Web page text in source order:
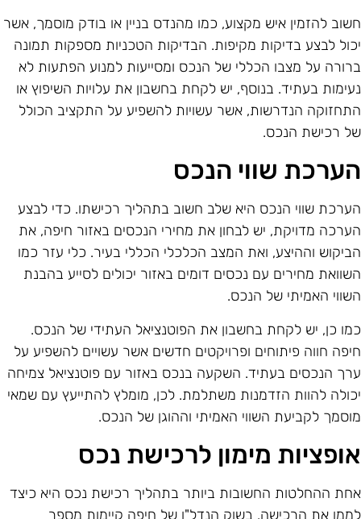
להזמין איש מקצוע, כמו מהנדס בניין או בודק מוסמך, אשר
לבצע בדיקות מקיפות. הבדיקות הטכניות מספקות תמונה
על מצבו הכללי של הנכס ומסייעות למנוע הפתעות לא
בעתיד. בנוסף, יש לקחת בחשבון את עלויות השיפוץ או
הנדרשות, אשר עשויות להשפיע על התקציב הכולל
רכישת הנכס.
שווי הנכס
שווי הנכס היא שלב חשוב בתהליך רכישתו. כדי לבצע
מדויקת, יש לבחון את מחירי הנכסים באזור חיפה, את
וההיצע, ואת המצב הכלכלי הכללי בעיר. כלי עזר כמו
מחירים עם נכסים דומים באזור יכולים לסייע בהבנת
האמיתי של הנכס.
כן, יש לקחת בחשבון את הפוטנציאל העתידי של הנכס.
חווה פיתוחים ופרויקטים חדשים אשר עשויים להשפיע על
הנכסים בעתיד. השקעה בנכס באזור עם פוטנציאל צמיחה
להוות הזדמנות משתלמת. לכן, מומלץ להתייעץ עם שמאי
לקביעת השווי האמיתי וההוגן של הנכס.
מימון לרכישת נכס
ההחלטות החשובות ביותר בתהליך רכישת נכס היא כיצד
את הרכישה. בשוק הנדל"ן של חיפה קיימות מספר